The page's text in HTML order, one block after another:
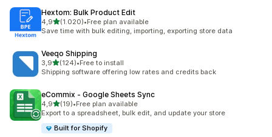
Hextom: Bulk Product Edit
4,95 yıldız üzerinden
(1.020)
toplam 1020 değerlendirme
•Free plan available
Save time with bulk editing, importing, exporting store data
Veeqo Shipping
3,95 yıldız üzerinden
(124)
toplam 124 değerlendirme
•Free to install
Shipping software offering low rates and credits back
eCommix ‑ Google Sheets Sync
4,95 yıldız üzerinden
(19)
toplam 19 değerlendirme
•Free plan available
Export to a spreadsheet, bulk edit, and update your store
Built for Shopify